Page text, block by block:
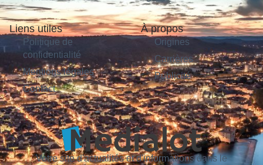
Liens utiles
Politique de
confidentialité
Mentions légales
Contact
À propos
Origines
Carrières
Publicité
Votre site d'actualités et d'informations dans le